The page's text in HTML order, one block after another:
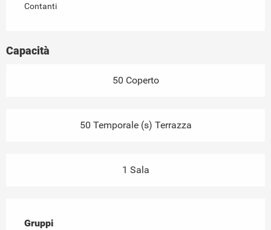
Contanti
Capacità
50 Coperto
50 Temporale (s) Terrazza
1 Sala
Gruppi
Gruppi